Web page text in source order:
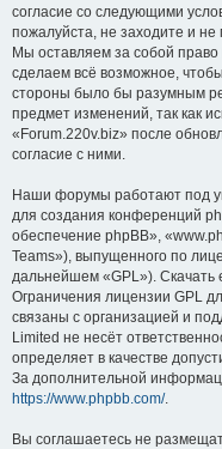
согласие со следующими
пожалуйста, не заходите и
Мы оставляем за собой
сделаем всё возможное,
стороны было бы разумным
предмет изменений, так как
«Forum.220v.biz» после
согласие с ними.
Наши форумы работают под
для создания конференций
обеспечение phpBB»,
Teams»), выпущенного по
дальнейшем «GPL»). Скачать
Ограничения лицензии GPL
связаны с организацией и
Limited не несёт
определяет в качестве
За дополнительной
https://www.phpbb.com/.
Вы соглашаетесь не